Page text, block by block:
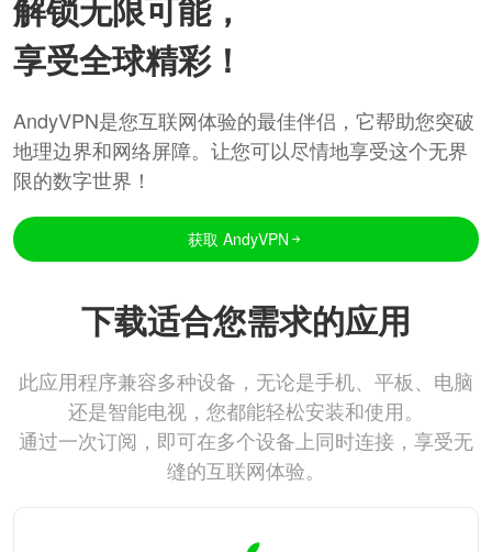
解锁无限可能，
享受全球精彩！
AndyVPN是您互联网体验的最佳伴侣，它帮助您突破
地理边界和网络屏障。让您可以尽情地享受这个无界
限的数字世界！
获取 AndyVPN
下载适合您需求的应用
此应用程序兼容多种设备，无论是手机、平板、电脑
还是智能电视，您都能轻松安装和使用。
通过一次订阅，即可在多个设备上同时连接，享受无
缝的互联网体验。